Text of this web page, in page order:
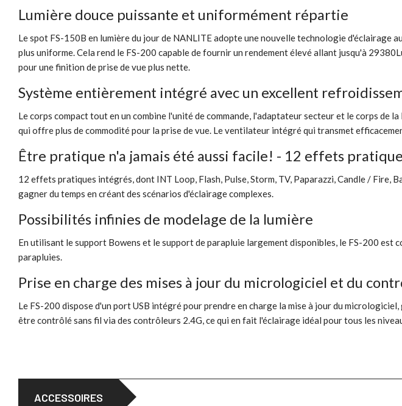
Lumière douce puissante et uniformément répartie
Le spot FS-150B en lumière du jour de NANLITE adopte une nouvelle technologie d'éclairage
plus uniforme. Cela rend le FS-200 capable de fournir un rendement élevé allant jusqu'à
pour une finition de prise de vue plus nette.
Système entièrement intégré avec un excellent
Le corps compact tout en un combine l'unité de commande, l'adaptateur secteur et le corps de
qui offre plus de commodité pour la prise de vue. Le ventilateur intégré qui transmet
Être pratique n'a jamais été aussi facile! - 12 effets
12 effets pratiques intégrés, dont INT Loop, Flash, Pulse, Storm, TV, Paparazzi, Candle /
gagner du temps en créant des scénarios d'éclairage complexes.
Possibilités infinies de modelage de la lumière
En utilisant le support Bowens et le support de parapluie largement disponibles, le FS-200
parapluies.
Prise en charge des mises à jour du micrologiciel et du
Le FS-200 dispose d'un port USB intégré pour prendre en charge la mise à jour du
être contrôlé sans fil via des contrôleurs 2.4G, ce qui en fait l'éclairage idéal pour tous les
ACCESSOIRES